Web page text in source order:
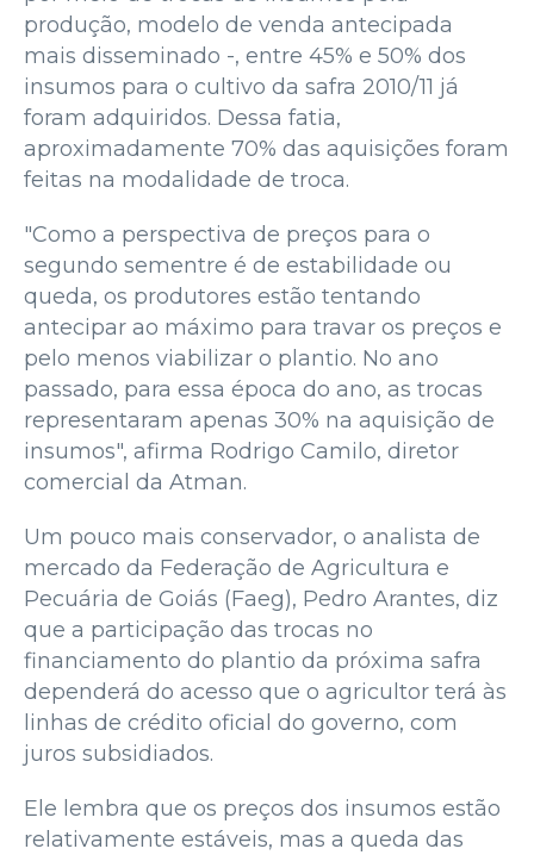
produção, modelo de venda antecipada
mais disseminado -, entre 45% e 50% dos
insumos para o cultivo da safra 2010/11 já
foram adquiridos. Dessa fatia,
aproximadamente 70% das aquisições foram
feitas na modalidade de troca.
"Como a perspectiva de preços para o
segundo sementre é de estabilidade ou
queda, os produtores estão tentando
antecipar ao máximo para travar os preços e
pelo menos viabilizar o plantio. No ano
passado, para essa época do ano, as trocas
representaram apenas 30% na aquisição de
insumos", afirma Rodrigo Camilo, diretor
comercial da Atman.
Um pouco mais conservador, o analista de
mercado da Federação de Agricultura e
Pecuária de Goiás (Faeg), Pedro Arantes, diz
que a participação das trocas no
financiamento do plantio da próxima safra
dependerá do acesso que o agricultor terá às
linhas de crédito oficial do governo, com
juros subsidiados.
Ele lembra que os preços dos insumos estão
relativamente estáveis, mas a queda das